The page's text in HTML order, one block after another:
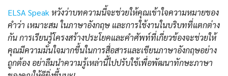
ELSA Speak หวังว่าบทความนี้จะช่วยให้คุณเข้าใจความหมายของ
คำว่า เหมาะสม ในภาษาอังกฤษ และการใช้งานในบริบทที่แตกต่าง
กัน การเรียนรู้โครงสร้างประโยคและคำศัพท์ที่เกี่ยวข้องจะช่วยให้
คุณมีความมั่นใจมากขึ้นในการสื่อสารและเขียนภาษาอังกฤษอย่าง
ถูกต้อง อย่าลืมนำความรู้เหล่านี้ไปปรับใช้เพื่อพัฒนาทักษะภาษา